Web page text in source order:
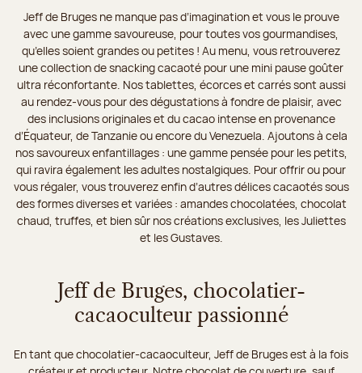
Jeff de Bruges ne manque pas d’imagination et vous le prouve
avec une gamme savoureuse, pour toutes vos gourmandises,
qu’elles soient grandes ou petites ! Au menu, vous retrouverez
une collection de snacking cacaoté pour une mini pause goûter
ultra réconfortante. Nos tablettes, écorces et carrés sont aussi
au rendez-vous pour des dégustations à fondre de plaisir, avec
des inclusions originales et du cacao intense en provenance
d’Équateur, de Tanzanie ou encore du Venezuela. Ajoutons à cela
nos savoureux enfantillages : une gamme pensée pour les petits,
qui ravira également les adultes nostalgiques. Pour offrir ou pour
vous régaler, vous trouverez enfin d’autres délices cacaotés sous
des formes diverses et variées : amandes chocolatées, chocolat
chaud, truffes, et bien sûr nos créations exclusives, les Juliettes
et les Gustaves.
Jeff de Bruges, chocolatier-
cacaoculteur passionné
En tant que chocolatier-cacaoculteur, Jeff de Bruges est à la fois